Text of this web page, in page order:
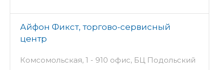
Айфон Фикст, торгово-сервисный
центр
Комсомольская, 1 - 910 офис, БЦ Подольский